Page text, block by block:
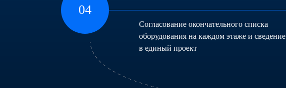
04
Согласование окончательного списка
оборудования на каждом этаже и сведение
в единый проект